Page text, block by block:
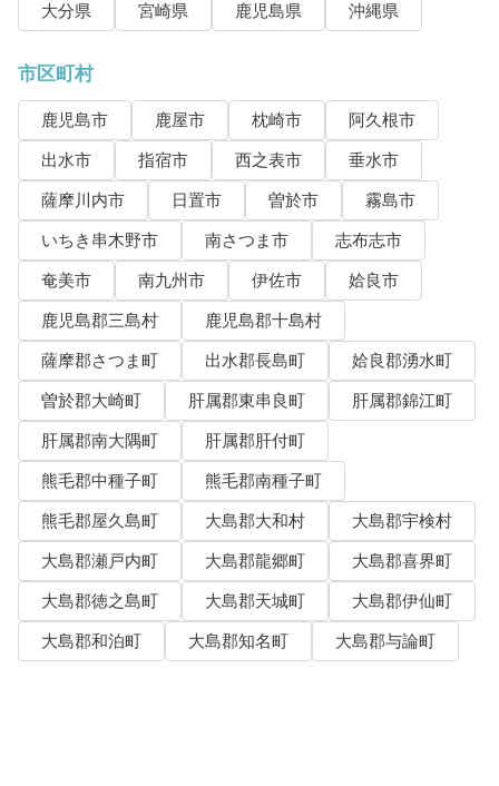
大分県
宮崎県 鹿児島県 沖縄県
市区町村
鹿児島市 鹿屋市 枕崎市
阿久根市
出水市
指宿市 西之表市
垂水市
薩摩川内市
日置市 曽於市
霧島市
いちき串木野市
南さつま市
志布志市
奄美市
南九州市 伊佐市
姶良市
鹿児島郡三島村
鹿児島郡十島村
薩摩郡さつま町
出水郡長島町
姶良郡湧水町
曽於郡大崎町
肝属郡東串良町
肝属郡錦江町
肝属郡南大隅町
肝属郡肝付町
熊毛郡中種子町
熊毛郡南種子町
熊毛郡屋久島町
大島郡大和村
大島郡宇検村
大島郡瀬戸内町
大島郡龍郷町
大島郡喜界町
大島郡徳之島町
大島郡天城町
大島郡伊仙町
大島郡和泊町
大島郡知名町 大島郡与論町